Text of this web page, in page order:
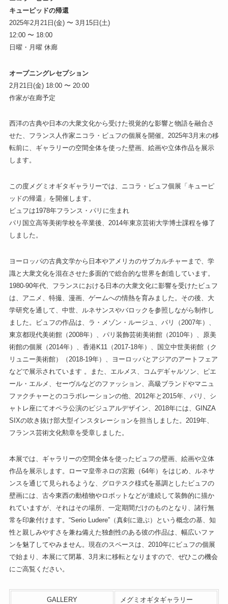
キューピッドの帰還
2025年2月21日(金) 〜 3月15日(土)​
​12:00 〜 18:00
日曜・月曜 休廊
オープニングレセプション
2月21日(金) 18:00 〜 20:00
作家が在廊予定
西洋の古典や日本の大衆文化から受けた視覚的な影響と物語を融合さ
せた、フランス人作家ニコラ・ビュフの個展を開催。2025年3月末の移
転前に、ギャラリーの空間全体を使った壁画、絵画や立体作品を展示
します。
この度メグミオギタギャラリーでは、ニコラ・ビュフ個展「キューピ
ッドの帰還」を開催します。
ビュフは1978年フランス・パリに生まれ
パリ国立高等美術学校を卒業後、2014年東京芸術大学博士課程を修了
しました。
ヨーロッパの古典文学から日本やアメリカのサブカルチャーまで、学
識と大衆文化を混在させた多面的で総合的な世界を創造しています。
1980-90年代、フランスにおける日本の大衆文化に影響を受けたビュフ
は、アニメ、特撮、漫画、ゲームへの情熱を育みました。その後、大
学研究を通して、中世、ルネサンスやバロックを参照しながら制作し
ました。ビュフの作品は、ラ・メゾン・ルージュ、パリ（2007年）、
東京都現代美術館（2008年）、パリ装飾芸術美術館（2010年）、原美
術館の個展（2014年）、香港K11（2017-18年）、国立中世美術館（ク
リュニー美術館）（2018-19年）、ヨーロッパとアジアのアートフェア
などで展示されています 。また、エルメス、コムデギャルソン、ピエ
ール・エルメ、セーヴルなどのファッション、高級ブランドやマニュ
ファクチャーとのコラボレーションの他、2012年と2015年、パリ、シ
ャトレ座にてオペラ公演のビジュアルデザイン、2018年には、GINZA
SIXの吹き抜け部大型インスタレーションを担当しました。2019年、
フランス芸術文化勲章を受章しました。
本展では、ギャラリーの空間全体を使ったビュフの壁画、絵画や立体
作品を展示します。ローマ皇帝ネロの宮殿（64年）をはじめ、ルネサ
ンスを通じて見られるような、グロテスク様式を基調としたビュフの
壁画には、古今東西の動植物やロボットなどが連続して装飾的に描か
れていますが、それはその場所、一定期間だけのものとなり、諸行無
常を印象付けます。“Serio Ludere”（真剣に遊ぶ）という概念の基、知
性と親しみやすさを兼ね備えた独創性のある彼の作品は、幅広いファ
ンを魅了してやみません。現在のスペースは、2010年にビュフの個展
で始まり、本展にて閉幕、3月末に移転となりますので、ぜひこの機会
にご高覧ください。
GALLERY メグミオギタギャラリー